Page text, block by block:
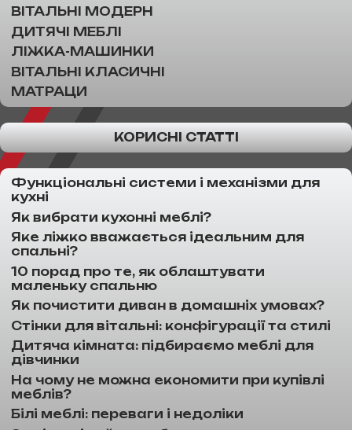
ВІТАЛЬНІ МОДЕРН
ДИТЯЧІ МЕБЛІ
ЛІЖКА-МАШИНКИ
ВІТАЛЬНІ КЛАСИЧНІ
МАТРАЦИ
КОРИСНІ СТАТТІ
Функціональні системи і механізми для
кухні
Як вибрати кухонні меблі?
Яке ліжко вважається ідеальним для
спальні?
10 порад про те, як облаштувати
маленьку спальню
Як почистити диван в домашніх умовах?
Стінки для вітальні: конфігурації та стилі
Дитяча кімната: підбираємо меблі для
дівчинки
На чому не можна економити при купівлі
меблів?
Білі меблі: переваги і недоліки